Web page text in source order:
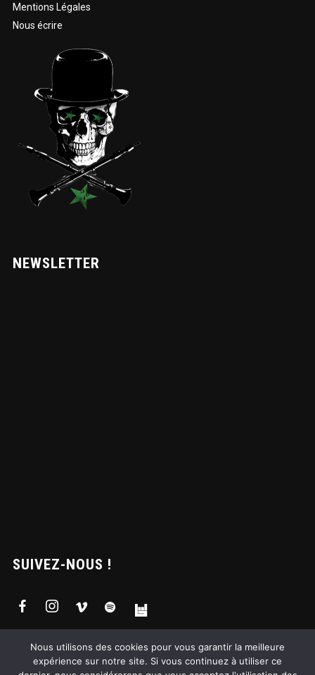
Mentions Légales
Nous écrire
NEWSLETTER
SUIVEZ-NOUS !
Nous utilisons des cookies pour vous garantir la meilleure
expérience sur notre site. Si vous continuez à utiliser ce